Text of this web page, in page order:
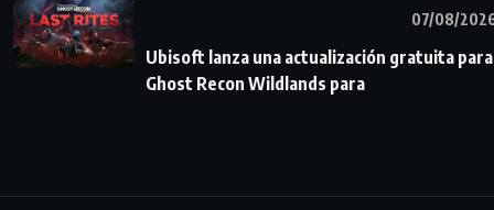
07/08/
Ubisoft lanza una actualización gratuita para
Ghost Recon Wildlands para